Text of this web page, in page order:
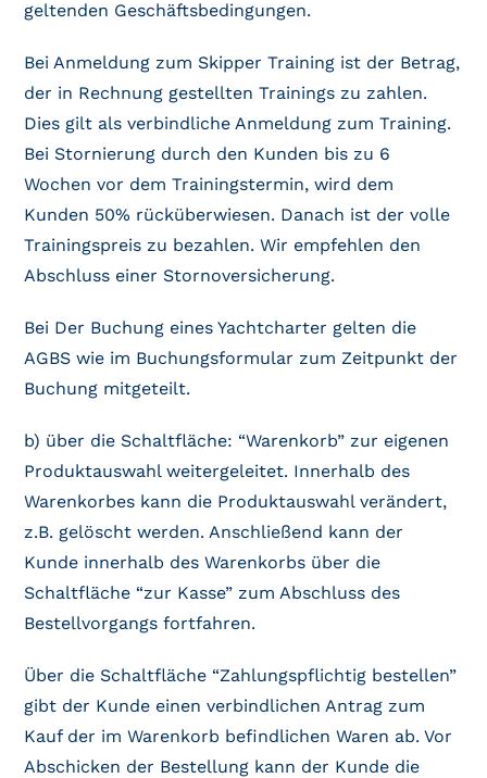
geltenden Geschäftsbedingungen.
Bei Anmeldung zum Skipper Training ist der Betrag,
der in Rechnung gestellten Trainings zu zahlen.
Dies gilt als verbindliche Anmeldung zum Training.
Bei Stornierung durch den Kunden bis zu 6
Wochen vor dem Trainingstermin, wird dem
Kunden 50% rücküberwiesen. Danach ist der volle
Trainingspreis zu bezahlen. Wir empfehlen den
Abschluss einer Stornoversicherung.
Bei Der Buchung eines Yachtcharter gelten die
AGBS wie im Buchungsformular zum Zeitpunkt der
Buchung mitgeteilt.
b) über die Schaltfläche: “Warenkorb” zur eigenen
Produktauswahl weitergeleitet. Innerhalb des
Warenkorbes kann die Produktauswahl verändert,
z.B. gelöscht werden. Anschließend kann der
Kunde innerhalb des Warenkorbs über die
Schaltfläche “zur Kasse” zum Abschluss des
Bestellvorgangs fortfahren.
Über die Schaltfläche “Zahlungspflichtig bestellen”
gibt der Kunde einen verbindlichen Antrag zum
Kauf der im Warenkorb befindlichen Waren ab. Vor
Abschicken der Bestellung kann der Kunde die